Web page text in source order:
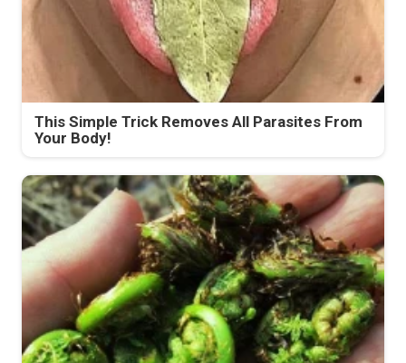
This Simple Trick Removes All Parasites From
Your Body!